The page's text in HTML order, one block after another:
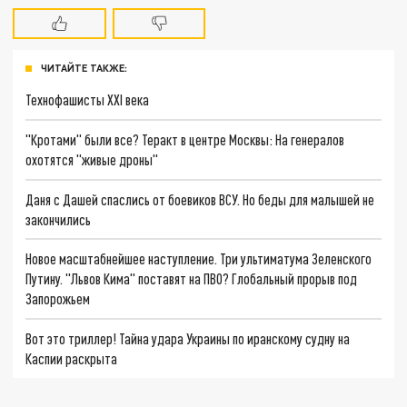
ЧИТАЙТЕ ТАКЖЕ:
Технофашисты XXI века
"Кротами" были все? Теракт в центре Москвы: На генералов
охотятся "живые дроны"
Даня с Дашей спаслись от боевиков ВСУ. Но беды для малышей не
закончились
Новое масштабнейшее наступление. Три ультиматума Зеленского
Путину. "Львов Кима" поставят на ПВО? Глобальный прорыв под
Запорожьем
Вот это триллер! Тайна удара Украины по иранскому судну на
Каспии раскрыта